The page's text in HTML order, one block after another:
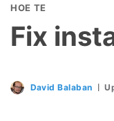
HOE TE
Fix
David Balaban